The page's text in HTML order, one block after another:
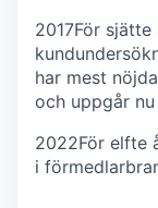
2017För sjätte
har mest
och uppgår
2022För elfte
i